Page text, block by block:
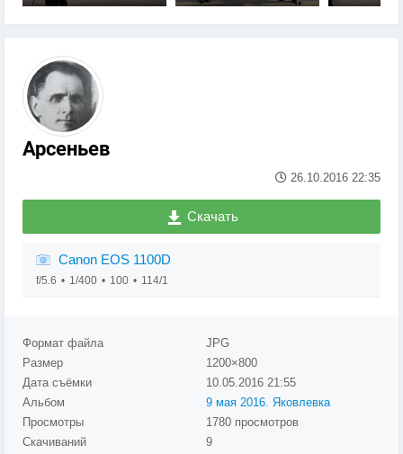
Арсеньев
26.10.2016 22:35
Скачать
Canon EOS 1100D
f/5.6 1/400 100 114/1
Формат файла
JPG
Размер
1200×800
Дата съёмки
10.05.2016 21:55
Альбом
9 мая 2016. Яковлевка
Просмотры
1780 просмотров
Скачиваний
9